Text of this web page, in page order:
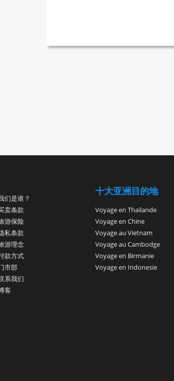
们是谁？
卖条款
游保险
私条款
游理念
款方式
市部
系我们
客
十大亚洲目的地
Voyage en Thailande
Voyage en Chine
Voyage au Vietnam
Voyage au Cambodge
Voyage en Birmanie
Voyage en Indonesie